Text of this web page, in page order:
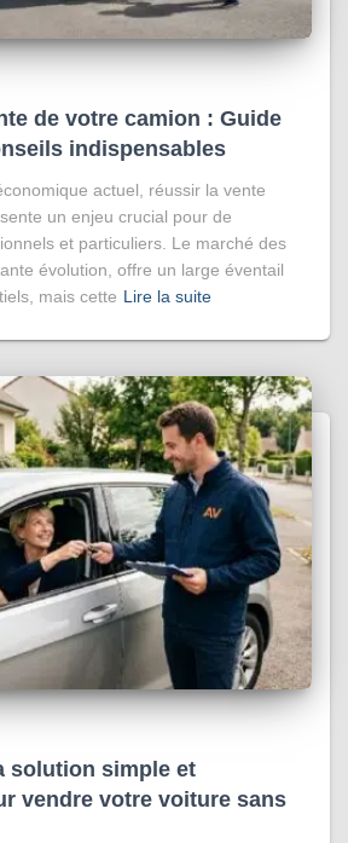
de votre camion : Guide
indispensables
actuel, réussir la vente
un enjeu crucial pour de
et particuliers. Le marché des
évolution, offre un large éventail
mais cette Lire la suite
solution simple et
vendre votre voiture sans